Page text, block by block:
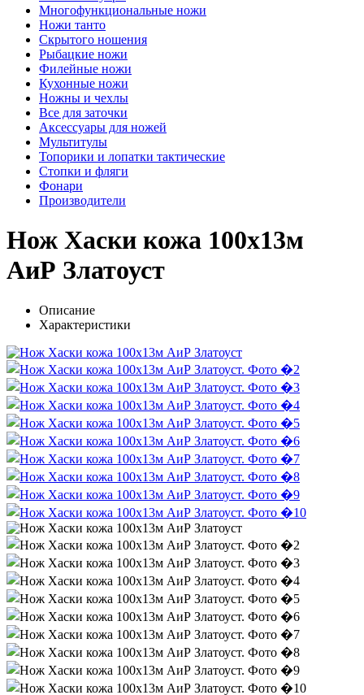
Многофункциональные ножи
Ножи танто
Скрытого ношения
Рыбацкие ножи
Филейные ножи
Кухонные ножи
Ножны и чехлы
Все для заточки
Аксессуары для ножей
Мультитулы
Топорики и лопатки тактические
Стопки и фляги
Фонари
Производители
Нож Хаски кожа 100х13м
АиР Златоуст
Описание
Характеристики